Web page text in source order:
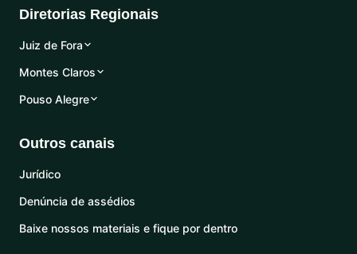
Diretorias Regionais
Juiz de Fora
Montes Claros
Pouso Alegre
Outros canais
Jurídico
Denúncia de assédios
Baixe nossos materiais e fique por dentro